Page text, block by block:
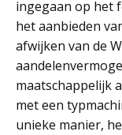
ingegaan op het
het aanbieden
afwijken van de
maatschappelijk
met een
unieke manier,